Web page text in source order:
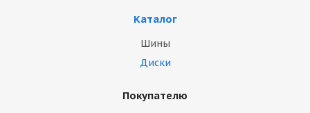
Каталог
Шины
Диски
Покупателю